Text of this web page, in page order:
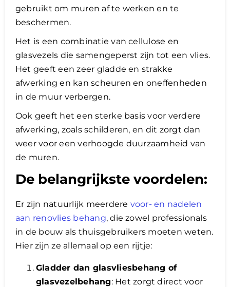
gebruikt om muren af te werken en te
beschermen.
Het is een combinatie van cellulose en
glasvezels die samengeperst zijn tot een vlies.
Het geeft een zeer gladde en strakke
afwerking en kan scheuren en oneffenheden
in de muur verbergen.
Ook geeft het een sterke basis voor verdere
afwerking, zoals schilderen, en dit zorgt dan
weer voor een verhoogde duurzaamheid van
de muren.
De belangrijkste voordelen:
Er zijn natuurlijk meerdere voor- en nadelen
aan renovlies behang, die zowel professionals
in de bouw als thuisgebruikers moeten weten.
Hier zijn ze allemaal op een rijtje:
Gladder dan glasvliesbehang of
glasvezelbehang: Het zorgt direct voor